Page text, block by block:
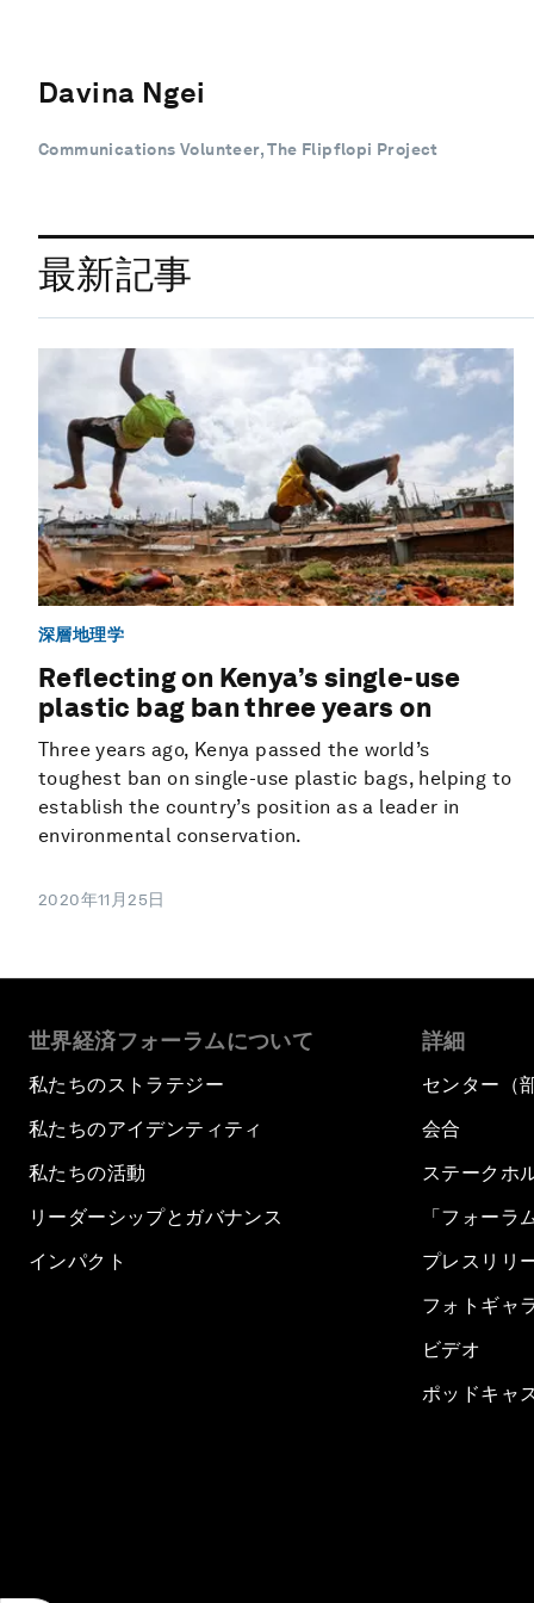
Davina Ngei
Communications Volunteer, The Flipflopi Project
最新記事
深層地理学
Reflecting on Kenya’s single-use
plastic bag ban three years on
Three years ago, Kenya passed the world’s
toughest ban on single-use plastic bags, helping to
establish the country’s position as a leader in
environmental conservation.
2020年11月25日
世界経済フォーラムについて
私たちのストラテジー
私たちのアイデンティティ
私たちの活動
リーダーシップとガバナンス
インパクト
詳細
センター（
会合
ステークホ
「フォーラ
プレスリリ
フォトギャ
ビデオ
ポッドキャ